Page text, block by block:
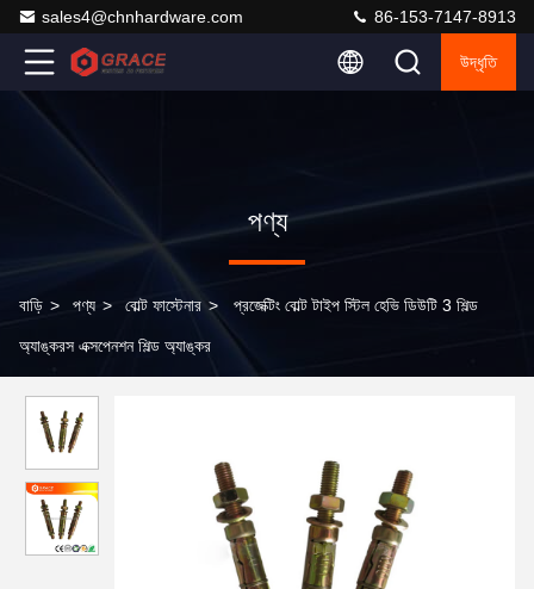
sales4@chnhardware.com 86-153-7147-8913
উদ্ধৃতি
পণ্য
বাড়ি > পণ্য > বোল্ট ফাস্টেনার > প্রজেক্টিং বোল্ট টাইপ স্টিল হেভি ডিউটি ​​3 শিল্ড
অ্যাঙ্করস এক্সপেনশন শিল্ড অ্যাঙ্কর